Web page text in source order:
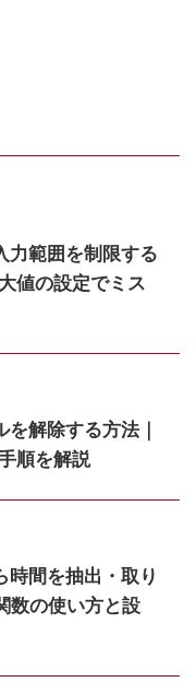
力範囲を制限する
値の設定でミス
を解除する方法｜
順を解説
時間を抽出・取り
数の使い方と設